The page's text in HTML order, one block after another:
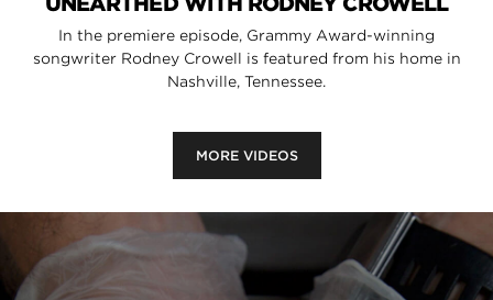
In the premiere episode, Grammy Award-winning
songwriter Rodney Crowell is featured from his home in
Nashville, Tennessee.
MORE VIDEOS